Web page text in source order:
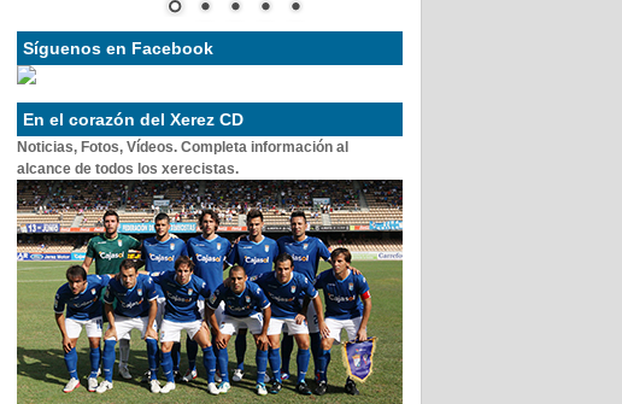
Síguenos en Facebook
En el corazón del Xerez CD
Noticias, Fotos, Vídeos. Completa información al
alcance de todos los xerecistas.